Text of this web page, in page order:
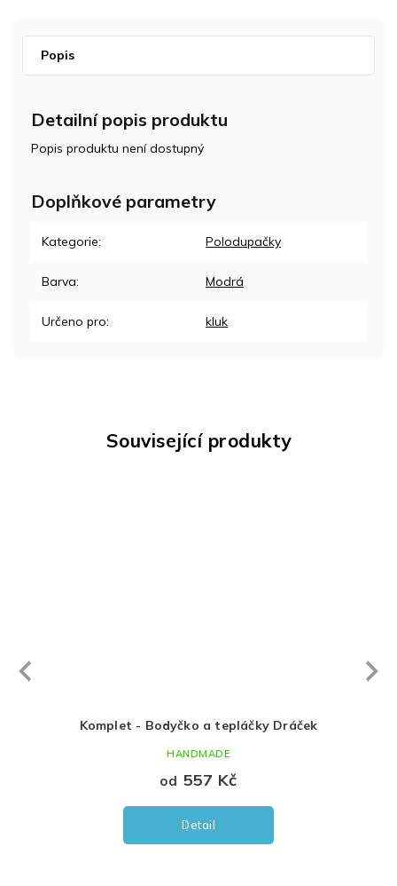
Související produkty
Komplet - Bodyčko a tepláčky Dráček
od 557 Kč
Detail
HANDMADE
Next
Popis
Detailní popis produktu
Popis produktu není dostupný
Doplňkové parametry
Kategorie: Polodupačky
Barva: Modrá
Určeno pro: kluk